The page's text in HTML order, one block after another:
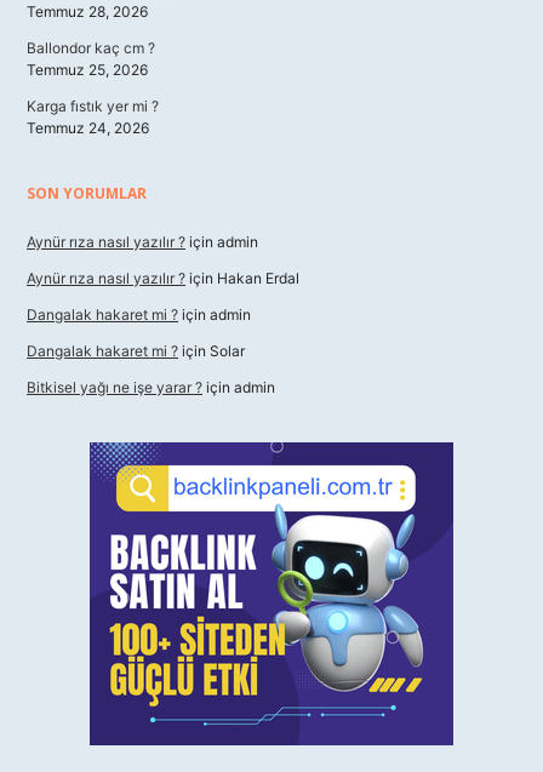
Temmuz 28, 2026
Ballondor kaç cm ?
Temmuz 25, 2026
Karga fıstık yer mi ?
Temmuz 24, 2026
SON YORUMLAR
Aynür rıza nasıl yazılır ? için admin
Aynür rıza nasıl yazılır ? için Hakan Erdal
Dangalak hakaret mi ? için admin
Dangalak hakaret mi ? için Solar
Bitkisel yağı ne işe yarar ? için admin